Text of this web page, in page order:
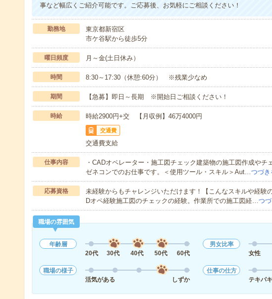
事など幅広くご紹介可能です。ご応募後、お気軽にご相談ください！
勤務地
東京都新宿区
市ケ谷駅から徒歩5分
曜日頻度 月～金(土日休み）
時間 8:30～17:30（休憩:60分） ※残業少なめ
期間 【急募】即日～長期 ※開始日ご相談ください！
時給 時給2900円+交 【月収例】46万4000円
交通費
交通費支給
仕事内容
・CADオペレーター・施工図チェック建築物の施工図作成やチ
ゼネコンでのお仕事です。＜使用ツール・スキル＞Aut…つづき
応募資格
未経験からもチャレンジいただけます！【こんなスキルや経験
Dオペ経験施工図のチェックの経験。作業所での施工図経…つ
職場の雰囲気
年齢層
20代
30代 40代 50代 60代
男女比率
女性
職場の様子
活気がある
しずか
仕事の仕方
テキパキ